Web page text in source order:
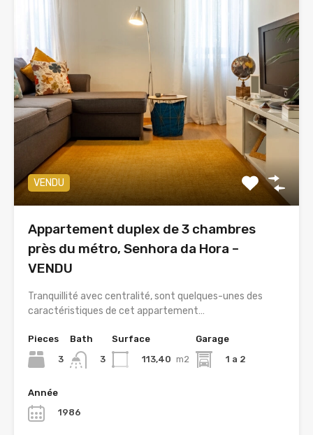
VENDU
Appartement duplex de 3 chambres
près du métro, Senhora da Hora –
VENDU
Tranquillité avec centralité, sont quelques-unes des
caractéristiques de cet appartement…
Pieces
3
Bath
3
Surface
113,40 m2
Garage
1 a 2
Année
1986